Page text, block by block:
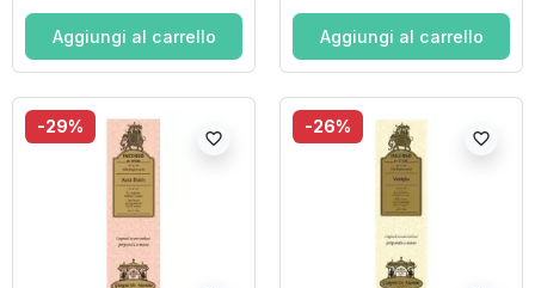
Aggiungi al carrello Aggiungi al carrello
-29%
favorite_border
-26%
favorite_border